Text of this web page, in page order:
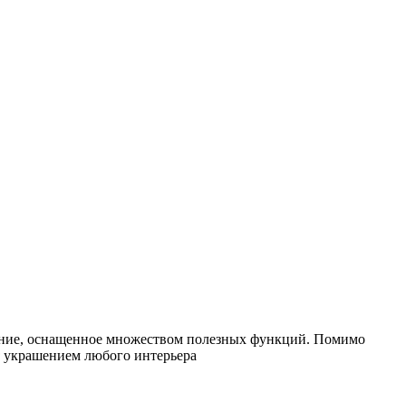
оснащенное множеством полезных функций. Помимо
любого интерьера